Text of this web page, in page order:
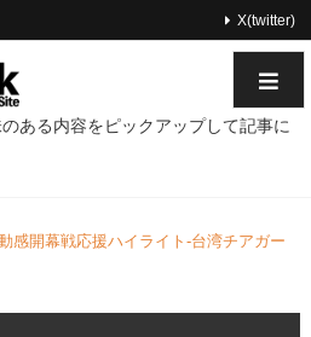
ある内容をピックアップして記事に
X(twitter)
感開幕戦応援ハイライト-台湾チアガー